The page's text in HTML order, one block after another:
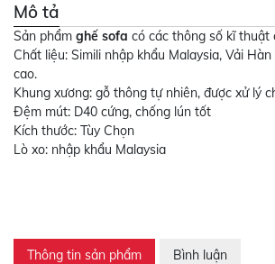
Mô tả
Sản phẩm ghế sofa có các thông số kĩ thuật
Chất liệu: Simili nhập khẩu Malaysia, Vải
cao.
Khung xương: gỗ thông tự nhiên, được xử lý
Đệm mút: D40 cứng, chống lún tốt
Kích thước: Tùy Chọn
Lò xo: nhập khẩu Malaysia
Thông tin sản phẩm Bình luận